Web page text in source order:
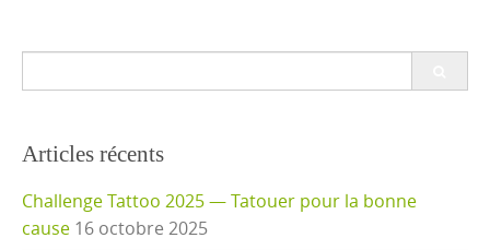
Articles récents
Challenge Tattoo 2025 — Tatouer pour la bonne
cause 16 octobre 2025